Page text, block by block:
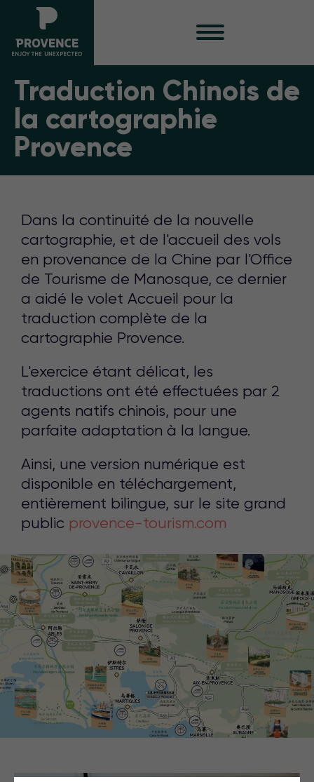
Traduction Chinois de
la cartographie
Provence
Dans la continuité de la nouvelle
cartographie, et de l'accueil des vols
en provenance de la Chine par l'Office
de Tourisme de Manosque, ce dernier
a aidé le volet Accueil pour la
traduction complète de la
cartographie Provence.
L'exercice étant délicat, les
traductions ont été effectuées par 2
agents natifs chinois, pour une
parfaite adaptation à la langue.
Ainsi, une version numérique est
disponible en téléchargement,
entièrement bilingue, sur le site grand
public provence-tourism.com